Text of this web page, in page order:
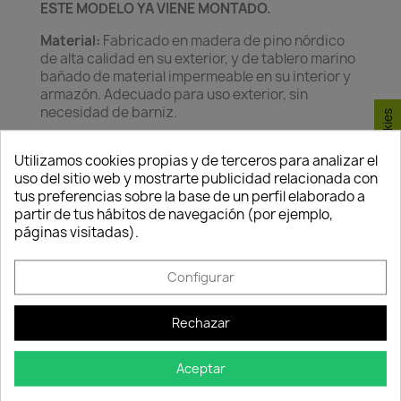
ESTE MODELO YA VIENE MONTADO.
Material: Fabricado en madera de pino nórdico
de alta calidad en su exterior, y de tablero marino
bañado de material impermeable en su interior y
armazón. Adecuado para uso exterior, sin
necesidad de barniz.
son 100% seguros.
entrega
Envío peninsular,
Islas Baleares y
Portugal.
para hacer la
siempre y cuando
Utilizamos cookies propias y de terceros para analizar el
uso del sitio web y mostrarte publicidad relacionada con
tus preferencias sobre la base de un perfil elaborado a
partir de tus hábitos de navegación (por ejemplo,
páginas visitadas).
Configurar
Rechazar
Aceptar